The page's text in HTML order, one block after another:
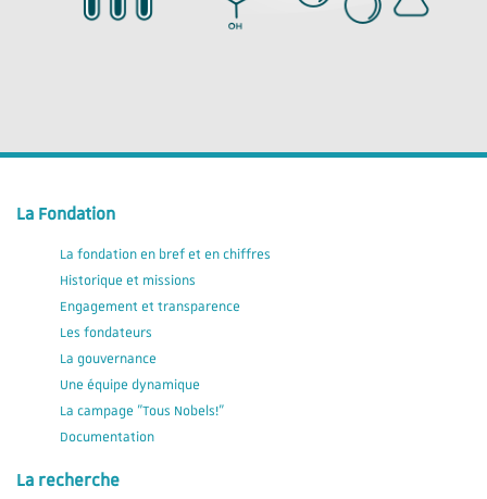
La Fondation
La fondation en bref et en chiffres
Historique et missions
Engagement et transparence
Les fondateurs
La gouvernance
Une équipe dynamique
La campage "Tous Nobels!"
Documentation
La recherche